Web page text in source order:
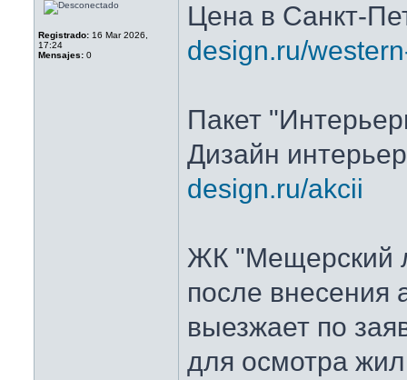
Registrado: 16 Mar 2026,
17:24
Mensajes: 0
Цена в Санкт-
design.ru/
Пакет
Дизайн
design.ru/akcii
ЖК "Мещерский
после внесения
выезжает по
для осмотра